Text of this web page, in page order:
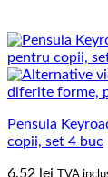
Pensula
copii, set 4 buc
6.52 lei TVA